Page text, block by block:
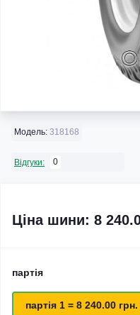
Модель: 318168
Відгуки: 0
Ціна шини: 8
партія
партія 1 = 8 240.00